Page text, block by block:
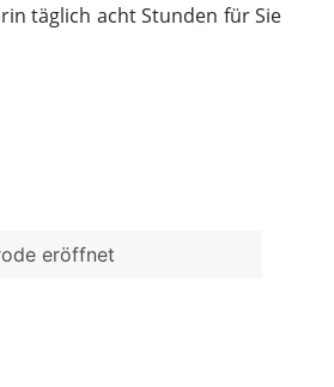
täglich acht Stunden für Sie
eröffnet